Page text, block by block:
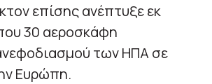
επίσης ανέπτυξε εκ
30 αεροσκάφη
των ΗΠΑ σε
Ευρώπη.